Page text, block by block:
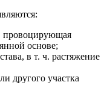
провоцирующая
основе;
в т. ч. растяжение
другого участка